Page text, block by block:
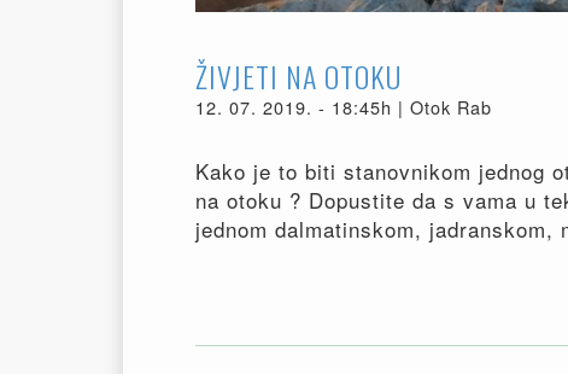
ŽIVJETI NA OTOKU
12. 07. 2019. - 18:45h | Otok Rab
Kako je to biti stanovnikom jednog
na otoku ? Dopustite da s vama u
jednom dalmatinskom,